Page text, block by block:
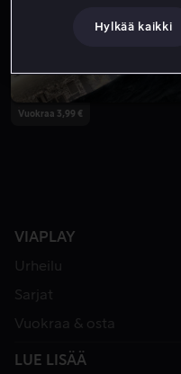
Vuokraa 3,99 €
VIAPLAY
Urheilu
Sarjat
Vuokraa & osta
LUE LISÄÄ
Hylkää kaikki